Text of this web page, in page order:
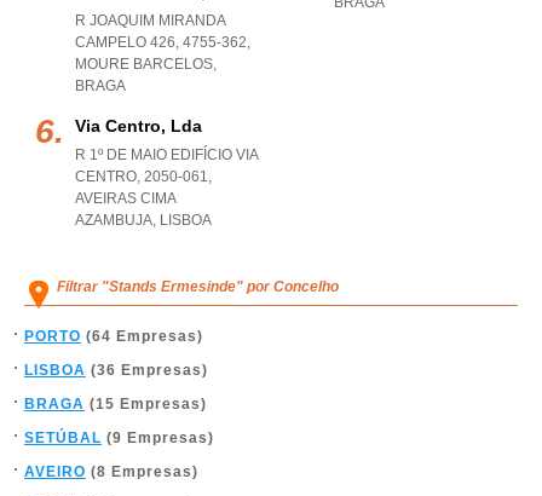
R JOAQUIM MIRANDA
CAMPELO 426, 4755-362,
MOURE BARCELOS,
BRAGA
Via Centro, Lda
R 1º DE MAIO EDIFÍCIO VIA
CENTRO, 2050-061,
AVEIRAS CIMA
AZAMBUJA, LISBOA
Filtrar "Stands Ermesinde" por Concelho
PORTO (64 Empresas)
LISBOA (36 Empresas)
BRAGA (15 Empresas)
SETÚBAL (9 Empresas)
AVEIRO (8 Empresas)